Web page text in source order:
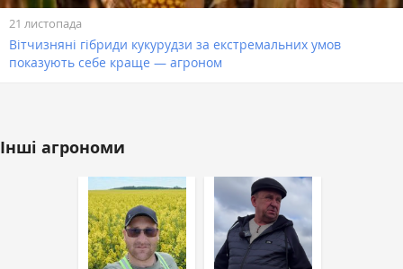
21 листопада
Вітчизняні гібриди кукурудзи за екстремальних умов
показують себе краще — агроном
Інші агрономи